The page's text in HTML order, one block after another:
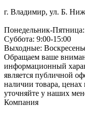
г. Владимир, ул. Б.
Понедельник-
Суббота: 9:00-15:00
Выходные:
Обращаем ваше
информационный
является публичной
наличии товара,
уточняйте у наших
Компания